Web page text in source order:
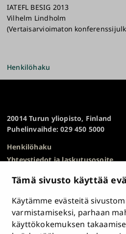
Tämä sivusto käyttää
Käytämme evästeitä
varmistamiseksi, parhaan
käyttökokemuksen
IATEFL BESIG 2013
Vilhelm Lindholm
(Vertaisarvioimaton
Henkilöhaku
20014 Turun yliopisto, Finland
Puhelinvaihde: 029 450 5000
Henkilöhaku
Yhteystiedot ja laskutusosoite
HR Excellence in Research
Tietosuojailmoitus
Asiakirjajulkisuuskuvaus ja
Väärinkäytösepäilyt